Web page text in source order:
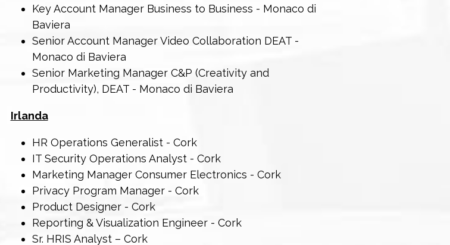
Key Account Manager Business to Business - Monaco di
Baviera
Senior Account Manager Video Collaboration DEAT -
Monaco di Baviera
Senior Marketing Manager C&P (Creativity and
Productivity), DEAT - Monaco di Baviera
Irlanda
HR Operations Generalist - Cork
IT Security Operations Analyst - Cork
Marketing Manager Consumer Electronics - Cork
Privacy Program Manager - Cork
Product Designer - Cork
Reporting & Visualization Engineer - Cork
Sr. HRIS Analyst – Cork